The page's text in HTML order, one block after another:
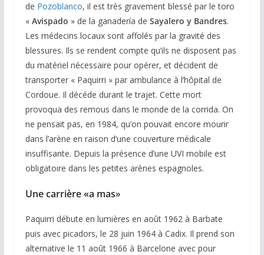
de Pozoblanco, il est très gravement blessé par le toro
« Avispado » de la ganadería de Sayalero y Bandres.
Les médecins locaux sont affolés par la gravité des
blessures. Ils se rendent compte qu’ils ne disposent pas
du matériel nécessaire pour opérer, et décident de
transporter « Paquirri » par ambulance à l’hôpital de
Cordoue. Il décéde durant le trajet. Cette mort
provoqua des remous dans le monde de la corrida. On
ne pensait pas, en 1984, qu’on pouvait encore mourir
dans l’arène en raison d’une couverture médicale
insuffisante. Depuis la présence d’une UVI mobile est
obligatoire dans les petites arènes espagnoles.
Une carrière «a mas»
Paquirri débute en lumières en août 1962 à Barbate
puis avec picadors, le 28 juin 1964 à Cadix. Il prend son
alternative le 11 août 1966 à Barcelone avec pour